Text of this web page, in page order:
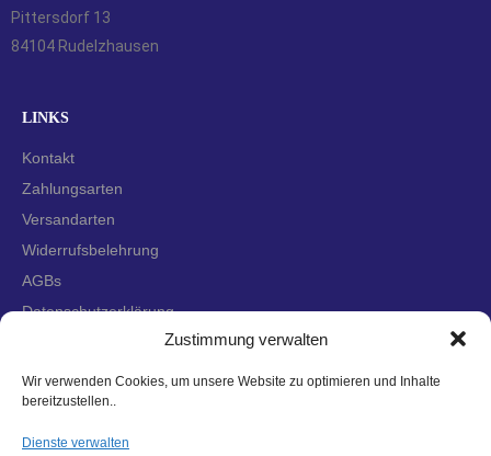
Zustimmung verwalten
Wir verwenden Cookies, um unsere Website zu optimieren und Inhalte
bereitzustellen..
Dienste verwalten
Pittersdorf 13
84104 Rudelzhausen
LINKS
Kontakt
Zahlungsarten
Versandarten
Widerrufsbelehrung
AGBs
Datenschutzerklärung
Cookie-Richtlinie (EU)